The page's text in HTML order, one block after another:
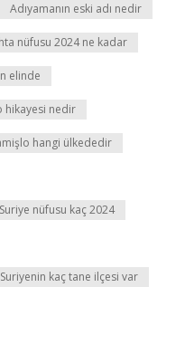
Adıyamanın eski adı nedir
nüfusu 2024 ne kadar
elinde
hikayesi nedir
hangi ülkededir
Suriye nüfusu kaç 2024
Suriyenin kaç tane ilçesi var